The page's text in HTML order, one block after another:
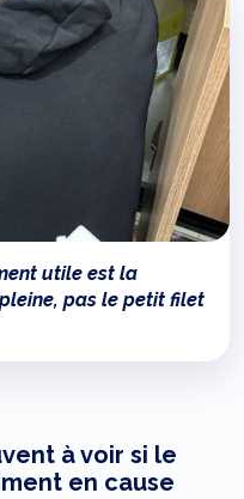
utile est la
pas le petit filet
à voir si le
en cause